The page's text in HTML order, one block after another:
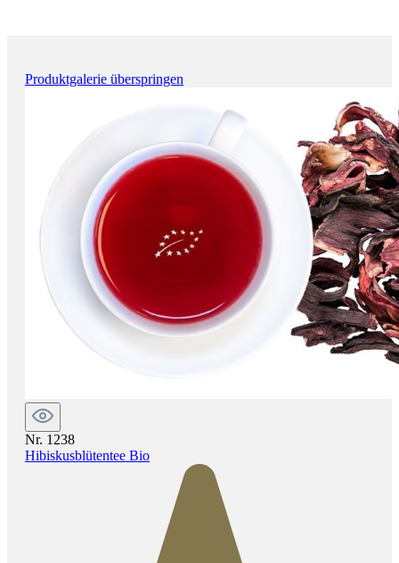
Produktgalerie überspringen
Nr. 1238
Hibiskusblütentee Bio